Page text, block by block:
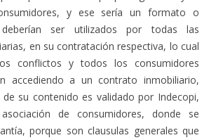
y ese sería un formato o
ser utilizados por todas las
en su contratación respectiva, lo cual
conflictos y todos los consumidores
accediendo a un contrato inmobiliario,
su contenido es validado por Indecopi,
de consumidores, donde se
porque son clausulas generales que